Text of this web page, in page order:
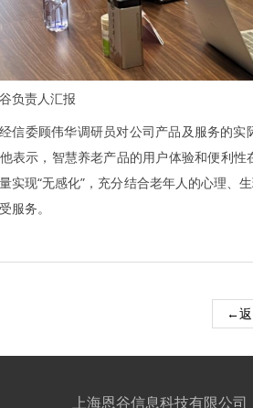
负责人汇报
信委顾伟华调研员对公司产品及服务的
表示，智慧养老产品的用户体验和便利
实现“无感化”，充分结合老年人的心理、
服务。
←
上海恩谷信息科技有限公司